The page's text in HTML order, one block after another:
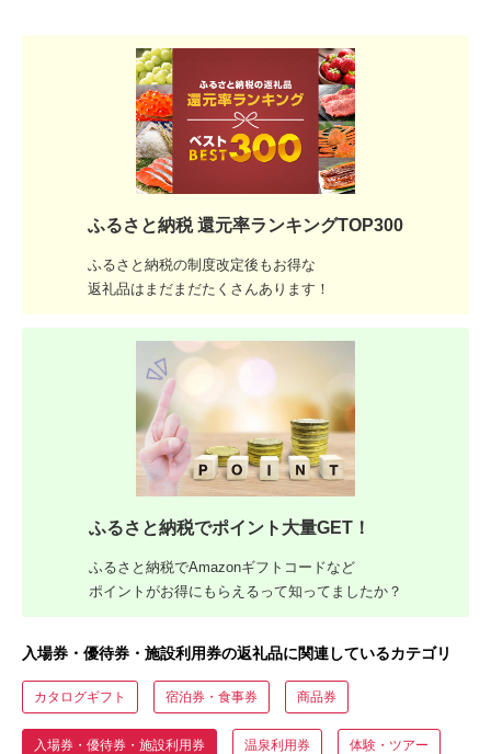
ふるさと納税 還元率ランキングTOP300
ふるさと納税の制度改定後もお得な
返礼品はまだまだたくさんあります！
ふるさと納税でポイント大量GET！
ふるさと納税でAmazonギフトコードなど
ポイントがお得にもらえるって知ってましたか？
入場券・優待券・施設利用券の返礼品に関連しているカテゴリ
カタログギフト 宿泊券・食事券 商品券
入場券・優待券・施設利用券 温泉利用券 体験・ツアー